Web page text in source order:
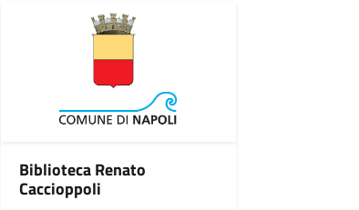
Biblioteca Renato
Caccioppoli